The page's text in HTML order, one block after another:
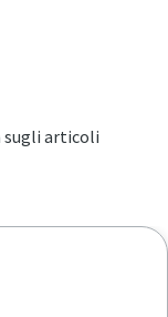
sugli articoli